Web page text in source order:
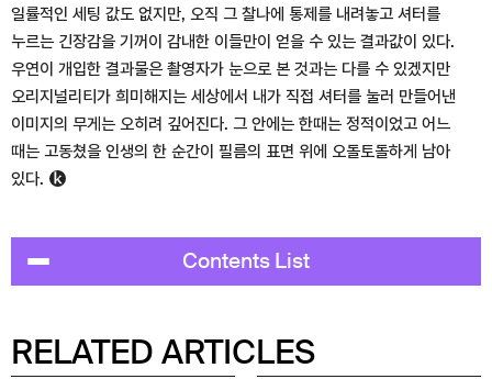
일률적인 세팅 값도 없지만, 오직 그 찰나에 통제를 내려놓고 셔터를
누르는 긴장감을 기꺼이 감내한 이들만이 얻을 수 있는 결과값이 있다.
우연이 개입한 결과물은 촬영자가 눈으로 본 것과는 다를 수 있겠지만
오리지널리티가 희미해지는 세상에서 내가 직접 셔터를 눌러 만들어낸
이미지의 무게는 오히려 깊어진다. 그 안에는 한때는 정적이었고 어느
때는 고동쳤을 인생의 한 순간이 필름의 표면 위에 오돌토돌하게 남아
있다.
Contents List
RELATED ARTICLES